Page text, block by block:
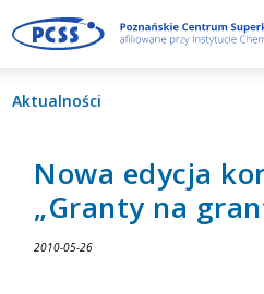
Aktualności
Nowa edycja
„Granty na
2010-05-26